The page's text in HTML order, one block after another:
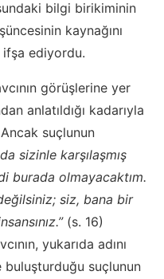
bilgi birikiminin
kaynağını
ediyordu.
görüşlerine yer
anlatıldığı kadarıyla
suçlunun
sizinle karşılaşmış
burada olmayacaktım.
siz, bana bir
(s. 16)
yukarıda adını
buluşturduğu suçlunun